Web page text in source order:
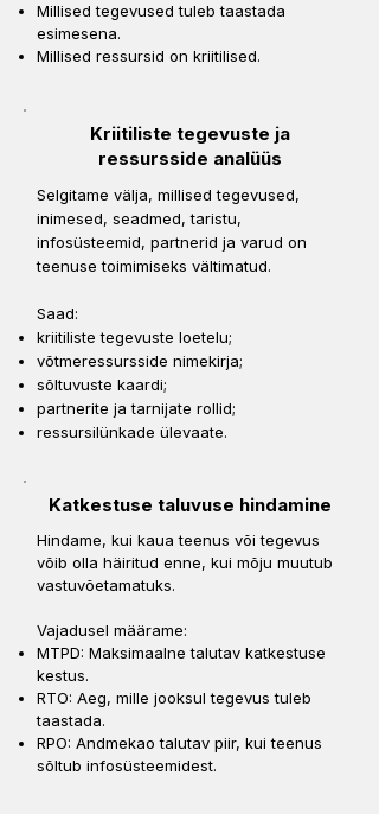
Millised tegevused tuleb taastada
esimesena.
Millised ressursid on kriitilised.
Kriitiliste tegevuste ja
ressursside analüüs
Selgitame välja, millised tegevused,
inimesed, seadmed, taristu,
infosüsteemid, partnerid ja varud on
teenuse toimimiseks vältimatud.
Saad:
kriitiliste tegevuste loetelu;
võtmeressursside nimekirja;
sõltuvuste kaardi;
partnerite ja tarnijate rollid;
ressursilünkade ülevaate.
Katkestuse taluvuse hindamine
Hindame, kui kaua teenus või tegevus
võib olla häiritud enne, kui mõju muutub
vastuvõetamatuks.
Vajadusel määrame:
MTPD: Maksimaalne talutav katkestuse
kestus.
RTO: Aeg, mille jooksul tegevus tuleb
taastada.
RPO: Andmekao talutav piir, kui teenus
sõltub infosüsteemidest.